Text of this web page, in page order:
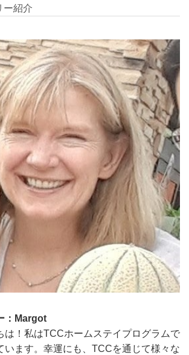
ー紹介
：Margot
は！私はTCCホームステイプログラムで
います。幸運にも、TCCを通じて様々な